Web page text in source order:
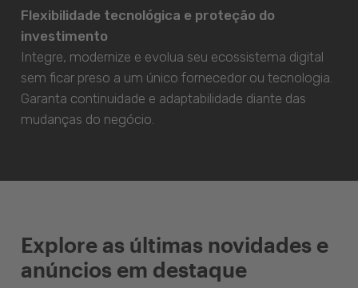
Flexibilidade tecnológica e proteção do
investimento
Integre, modernize e evolua seu ecossistema digital
sem ficar preso a um único fornecedor ou tecnologia.
Garanta continuidade e adaptabilidade diante das
mudanças do negócio.
Explore as últimas novidades e
anúncios em destaque